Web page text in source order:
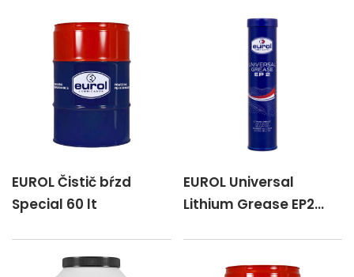
EUROL Čistič bŕzd
Special 60 lt
EUROL Universal
Lithium Grease EP2